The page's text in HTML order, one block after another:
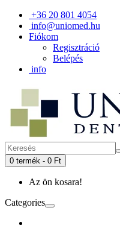
+36 20 801 4054
info@uniomed.hu
Fiókom
Regisztráció
Belépés
info
0 termék - 0 Ft
Az ön kosara!
Categories